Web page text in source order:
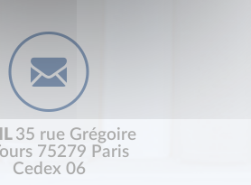
35 rue Grégoire
75279 Paris
Cedex 06